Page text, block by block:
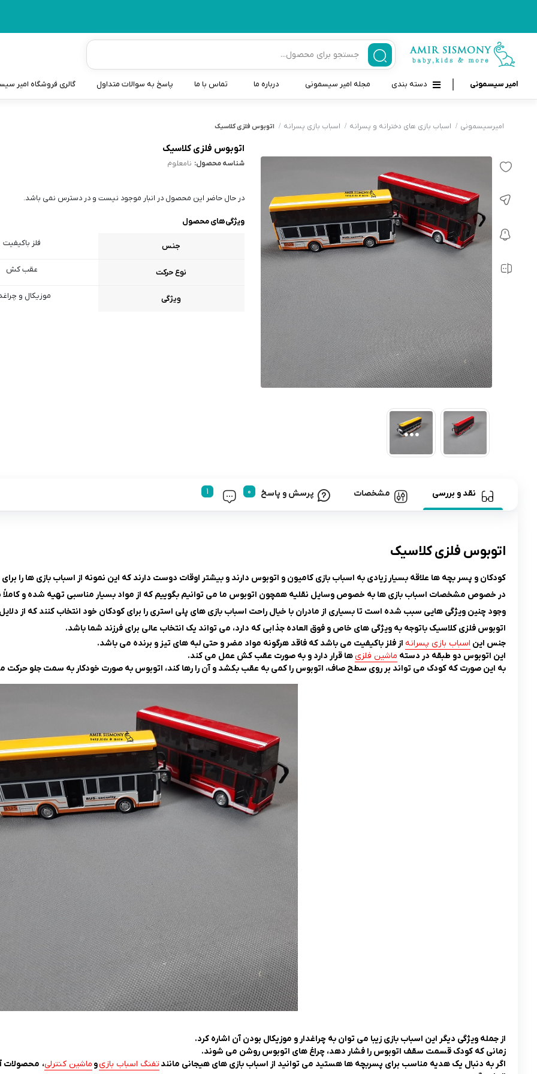
امیر سیسمونی دسته بندی
قاب و بندپستانک
شانه برس کودک
مسواک و خمیر دندان کودک
تب سنج نوزاد و کودک
رابط و پد سینه
دستگاه بخور سرد کودک
لوازم حمام نوزاد
لوازم اتاق نوزاد و کودک
اسباب بازی دخترانه و پسرانه
اسباب بازی نوزاد
لباس و اکسسوری
اکسسوری
مجله امیر سیسمونی درباره ما تماس با ما پاسخ به سوالات متداول گالری فروشگاه امیر
امیرسیسمونی اسباب بازی های دخترانه و پسرانه اسباب بازی پسرانه اتوبوس فلزی کلاسیک
اتوبوس فلزی کلاسیک
شناسه محصول: نامعلوم
در حال حاضر این محصول در انبار موجود نیست و در دسترس نمی باشد.
ویژگی‌های محصول
جنس فلز باکیفیت
نوع حرکت عقب کش
ویژگی موزیکال و
نقد و بررسی مشخصات پرسش و پاسخ
اتوبوس فلزی کلاسیک
کودکان و پسر بچه ها علاقه بسیار زیادی به اسباب بازی کامیون و اتوبوس دارند و بیشتر اوقات دوست دارند که این نمونه از اسباب بازی ها را
در خصوص مشخصات اسباب بازی ها به خصوص وسایل نقلیه همچون اتوبوس ما می توانیم بگوییم که از مواد بسیار مناسبی تهیه شده و
وجود چنین ویژگی هایی سبب شده است تا بسیاری از مادران با خیال راحت اسباب بازی های پلی استری را برای کودکان خود انتخاب کنند که از
اتوبوس فلزی کلاسیک باتوجه به ویژگی های خاص و فوق العاده جذابی که دارد، می تواند یک انتخاب عالی برای فرزند شما باشد.
جنس این اسباب بازی پسرانه از فلز باکیفیت می باشد که فاقد هرگونه مواد مضر و حتی لبه های تیز و برنده می باشد.
این اتوبوس دو طبقه در دسته ماشین فلزی ها قرار دارد و به صورت عقب کش عمل می کند.
به این صورت که کودک می تواند بر روی سطح صاف، اتوبوس را کمی به عقب بکشد و آن را رها کند، اتوبوس به صورت خودکار به سمت جلو حرکت
از جمله ویژگی دیگر این اسباب بازی زیبا می توان به چراغدار و موزیکال بودن آن اشاره کرد.
زمانی که کودک قسمت سقف اتوبوس را فشار دهد، چراغ های اتوبوس روشن می شوند.
اگر به دنبال یک هدیه مناسب برای پسربچه ها هستید می توانید از اسباب بازی های هیجانی مانند تفنگ اسباب بازیو ماشین کنترلی، محصولات